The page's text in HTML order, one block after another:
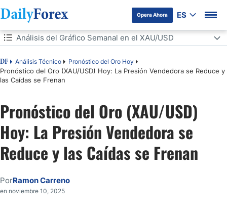
Opera Ahora ES
Tabla de contenidos
DF Análisis Técnico Pronóstico del Oro Hoy
Pronóstico del Oro (XAU/USD) Hoy: La Presión Vendedora se Reduce y
las Caídas se Frenan
Análisis del Gráfico Semanal en el XAU/USD
Análisis del Gráfico Semanal en el XAU/USD
Análisis del Gráfico Diario en el XAU/USD
Incremente la Demanda de Oro
Pronóstico del Oro (XAU/USD)
Hoy: La Presión Vendedora se
Reduce y las Caídas se Frenan
PorRamon Carreno
en noviembre 10, 2025